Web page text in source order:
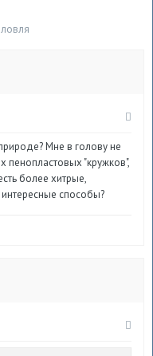
Мне в голову не
пенопластовых "кружков",
более хитрые,
способы?